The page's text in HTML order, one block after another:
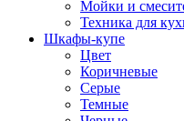
Мойки и
Техника для
Шкафы-купе
Цвет
Коричневые
Серые
Темные